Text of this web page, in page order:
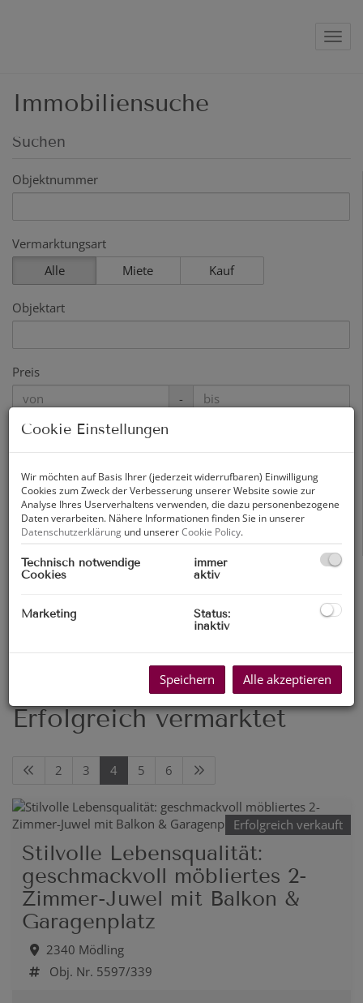
Immobiliensuche
Suchen
Objektnummer
Vermarktungsart
Alle
Miete Kauf
Objektart
Preis
-
Zimmer
Wohnfläche (von/bis)
-
Weitere Suchoptionen
Erfolgreich vermarktet
2 3 4 5 6
Erfolgreich verkauft
Stilvolle Lebensqualität:
geschmackvoll möbliertes 2-
Zimmer-Juwel mit Balkon &
Garagenplatz
2340 Mödling
Obj. Nr. 5597/339
Cookie Einstellungen
Wir möchten auf Basis Ihrer (jederzeit widerrufbaren) Einwilligung
Cookies zum Zweck der Verbesserung unserer Website sowie zur
Analyse Ihres Userverhaltens verwenden, die dazu personenbezogene
Daten verarbeiten. Nähere Informationen finden Sie in unserer
Datenschutzerklärung und unsererCookie Policy.
Technisch notwendige
Cookies
immer
aktiv
Marketing
Status:
inaktiv
Speichern Alle akzeptieren